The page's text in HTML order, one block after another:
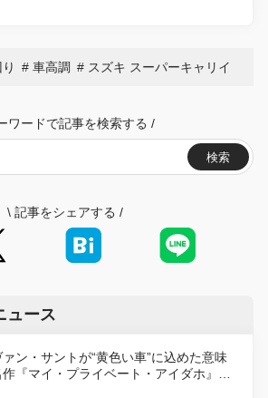
車高調 スズキ スーパーキャリイ
ワードで記事を検索する /
検索
\ 記事をシェアする /
ュース
ン・サントが“黄色い車”に込めた意味
作『マイ・プライベート・アイダホ』が
ルリマスター版で復活